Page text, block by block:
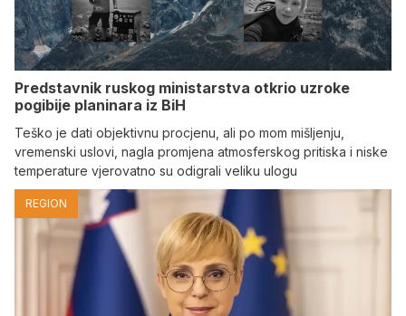
Predstavnik ruskog ministarstva otkrio uzroke
pogibije planinara iz BiH
Teško je dati objektivnu procjenu, ali po mom mišljenju,
vremenski uslovi, nagla promjena atmosferskog pritiska i niske
temperature vjerovatno su odigrali veliku ulogu
REGION